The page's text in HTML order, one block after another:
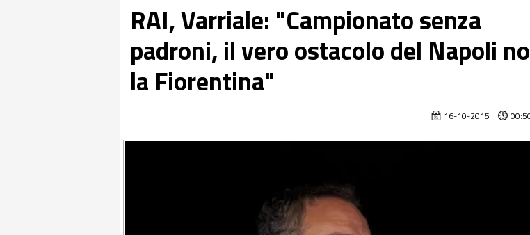
RAI, Varriale: "Campionato senza
padroni, il vero ostacolo del Napoli
la Fiorentina"
16-10-2015